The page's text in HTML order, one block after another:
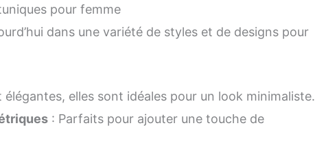
pour femme
dans une variété de styles et de designs pour
élégantes, elles sont idéales pour un look minimaliste.
: Parfaits pour ajouter une touche de